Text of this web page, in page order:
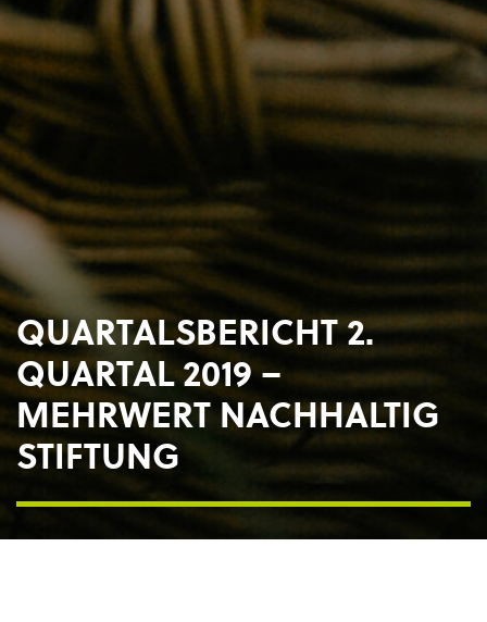
QUARTALSBERICHT 2.
QUARTAL 2019 –
MEHRWERT NACHHALTIG
STIFTUNG